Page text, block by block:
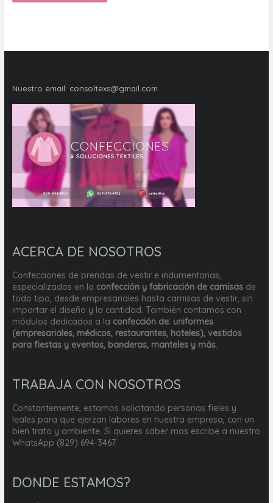
Nuestro email: consoltexs@gmail.com
ACERCA DE NOSOTROS
Confecciones de prendas de vestir e indumentarias,
especializados en la confección y fabricación de camisasde
todo tipo, desde empresariales hasta camisas de vestir, sin
importar el diseño y la cantidad. También contamos con
módulos dedicados a la confección de: uniformes
(empresariales, médicos, restaurantes, hoteles), vestidos
para fiestas y eventos, banderas, manteles y más.
TRABAJA CON NOSOTROS
Constantemente, estamos solicitando personas fieles y
leales para que ejerzan labores en nuestra empresa, con un
bien trato y ambiente. Si quieres saber mas escribe a nuestro
WhatsApp (829) 694-3467.
DONDE ESTAMOS?